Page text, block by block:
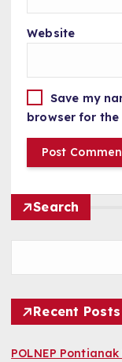
Website
Save my
browser for
Search
Recent Posts
POLNEP